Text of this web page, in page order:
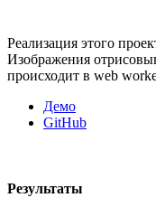
Реализация этого
Изображения
происходит в web
Демо
GitHub
Результаты